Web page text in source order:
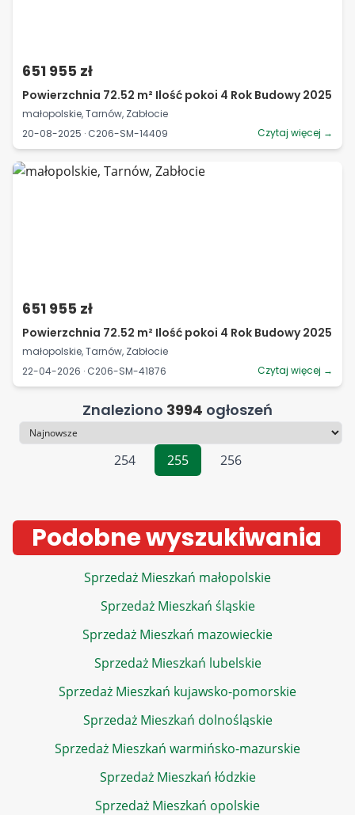
651 955 zł
Powierzchnia 72.52 m² Ilość pokoi 4 Rok Budowy 2025
małopolskie, Tarnów, Zabłocie
20-08-2025 · C206-SM-14409
Czytaj więcej →
651 955 zł
Powierzchnia 72.52 m² Ilość pokoi 4 Rok Budowy 2025
małopolskie, Tarnów, Zabłocie
22-04-2026 · C206-SM-41876
Czytaj więcej →
Znaleziono 3994 ogłoszeń
Sortowanie
254
255 256
Podobne wyszukiwania
Sprzedaż Mieszkań małopolskie
Sprzedaż Mieszkań śląskie
Sprzedaż Mieszkań mazowieckie
Sprzedaż Mieszkań lubelskie
Sprzedaż Mieszkań kujawsko-pomorskie
Sprzedaż Mieszkań dolnośląskie
Sprzedaż Mieszkań warmińsko-mazurskie
Sprzedaż Mieszkań łódzkie
Sprzedaż Mieszkań opolskie